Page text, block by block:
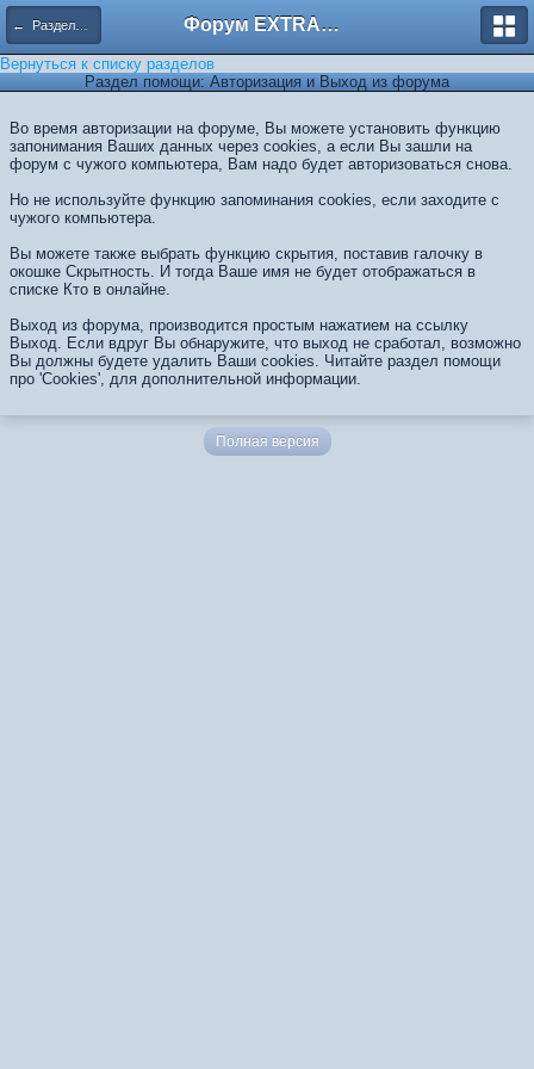
← Разделы помощи Форум EXTRACTOR.ru
Вернуться к списку разделов
Раздел помощи: Авторизация и Выход из форума
Во время авторизации на форуме, Вы можете установить функцию
запонимания Ваших данных через cookies, а если Вы зашли на
форум с чужого компьютера, Вам надо будет авторизоваться снова.
Но не используйте функцию запоминания cookies, если заходите с
чужого компьютера.
Вы можете также выбрать функцию скрытия, поставив галочку в
окошке Скрытность. И тогда Ваше имя не будет отображаться в
списке Кто в онлайне.
Выход из форума, производится простым нажатием на ссылку
Выход. Если вдруг Вы обнаружите, что выход не сработал, возможно
Вы должны будете удалить Ваши cookies. Читайте раздел помощи
про 'Cookies', для дополнительной информации.
Полная версия